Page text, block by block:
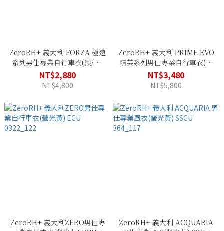
ZeroRH+ 義大利 FORZA 極速
系列男仕專業自行車衣(黑/紅)
ECU 0621_903
NT$2,880
NT$4,800
ZeroRH+ 義大利 PRIME EVO
精英系列男仕專業自行車衣(黑
色) ECU 0618_R90
NT$3,480
NT$5,800
ZeroRH+ 義大利ZERO男仕專
ZeroRH+ 義大利 ACQUARIA